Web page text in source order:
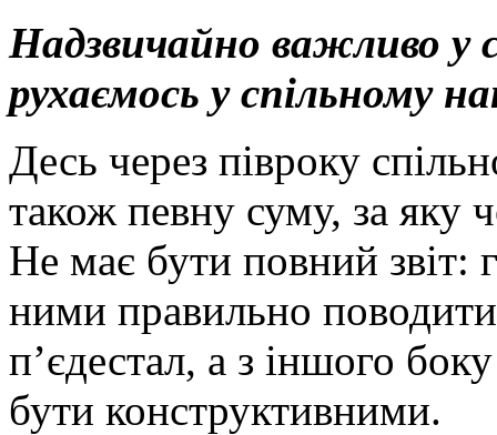
Надзвичайно важливо у
рухаємось у спільному
Десь через півроку
також певну суму, за яку
Не має бути повний звіт:
ними правильно
п’єдестал, а з іншого
бути конструктивними.